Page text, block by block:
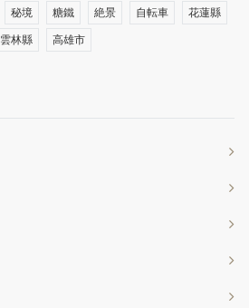
秘境 糖鐵 絶景 自転車 花蓮縣
雲林縣 高雄市